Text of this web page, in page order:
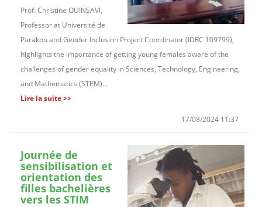
Prof. Christine OUINSAVI,
Professor at Université de
Parakou and Gender Inclusion Project Coordinator (IDRC 109799),
highlights the importance of getting young females aware of the
challenges of gender equality in Sciences, Technology, Engineering,
and Mathematics (STEM)...
Lire la suite >>
17/08/2024 11:37
Journée de
sensibilisation et
orientation des
filles bachelières
vers les STIM